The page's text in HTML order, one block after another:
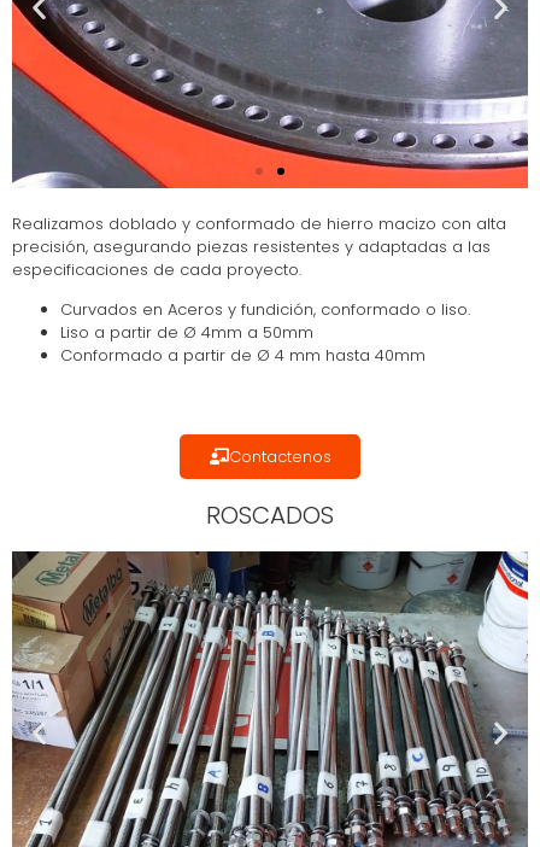
Realizamos doblado y conformado de hierro macizo con alta
precisión, asegurando piezas resistentes y adaptadas a las
especificaciones de cada proyecto.
Curvados en Aceros y fundición, conformado o liso.
Liso a partir de Ø 4mm a 50mm
Conformado a partir de Ø 4 mm hasta 40mm
Contactenos
ROSCADOS